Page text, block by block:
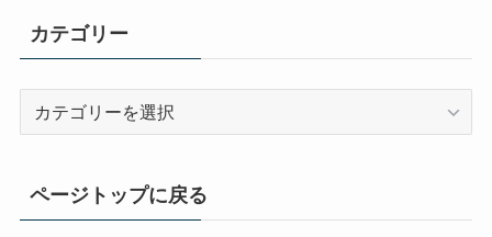
カテゴリー
ページトップに戻る